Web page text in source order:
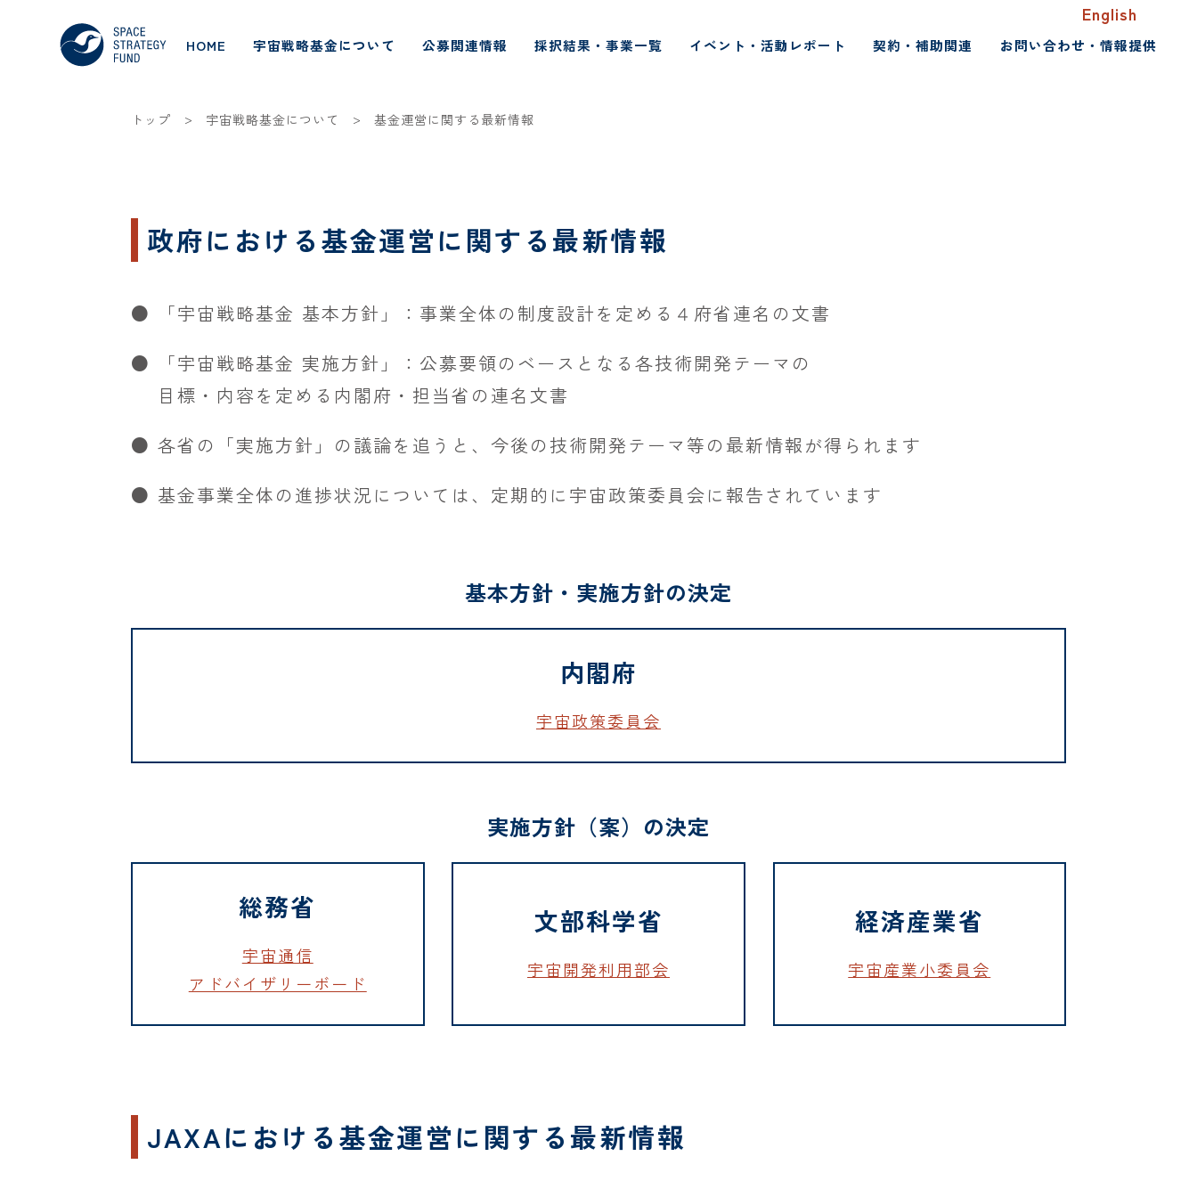
English
HOME 宇宙戦略基金について 公募関連情報 採択結果・事業一覧 イベント・活動レポート 契約・補助関連 お問い合わせ・情報提供
トップ > 宇宙戦略基金について > 基金運営に関する最新情報
政府における基金運営に関する最新情報
● 「宇宙戦略基金 基本方針」：事業全体の制度設計を定める４府省連名の文書
● 「宇宙戦略基金 実施方針」：公募要領のベースとなる各技術開発テーマの
目標・内容を定める内閣府・担当省の連名文書
● 各省の「実施方針」の議論を追うと、今後の技術開発テーマ等の最新情報が得られます
● 基金事業全体の進捗状況については、定期的に宇宙政策委員会に報告されています
基本方針・実施方針の決定
内閣府
宇宙政策委員会
実施方針（案）の決定
総務省
宇宙通信
アドバイザリーボード
文部科学省
宇宙開発利用部会
経済産業省
宇宙産業小委員会
JAXAにおける基金運営に関する最新情報